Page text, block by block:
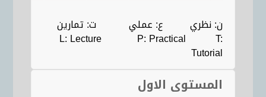
ن: نظري ع: عملي ت: تمارين
L: Lecture P: Practical T:
Tutorial
المستوى الاول